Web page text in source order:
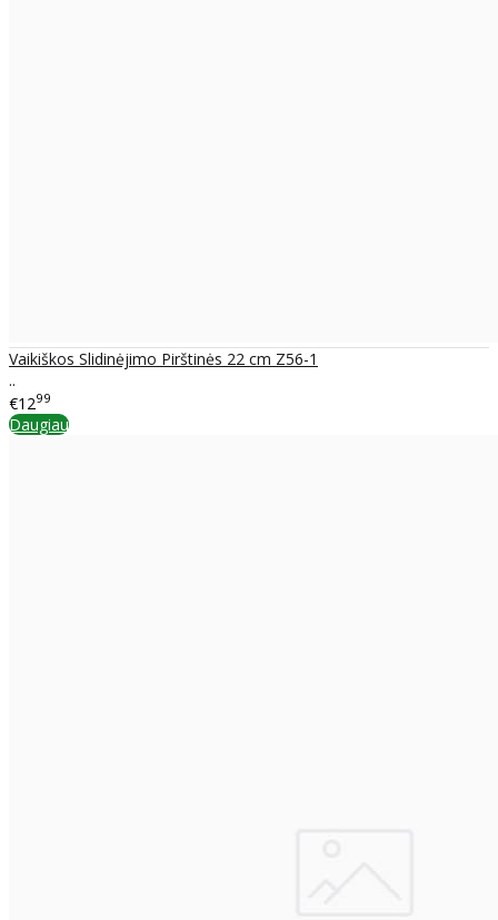
Vaikiškos Slidinėjimo Pirštinės 22 cm Z56-1
..
€1299
Daugiau